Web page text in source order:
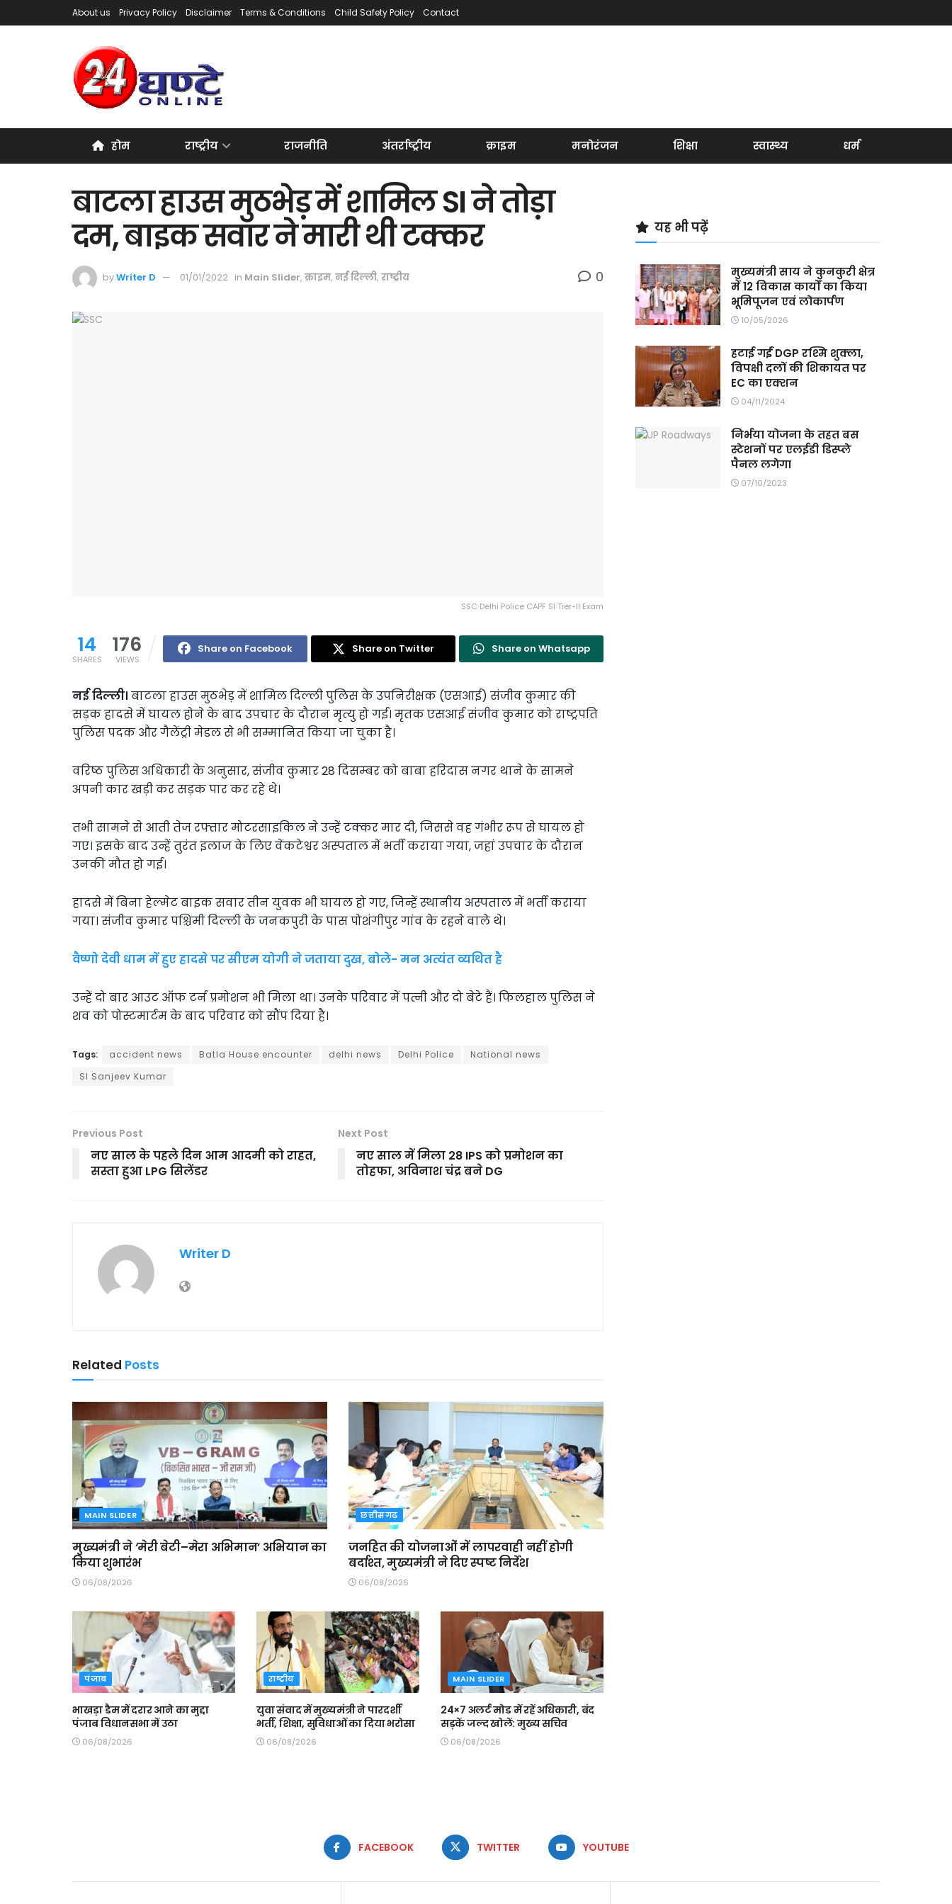
About us Privacy Policy Disclaimer Terms & Conditions Child Safety Policy Contact
होम राष्ट्रीय राजनीति अंतर्राष्ट्रीय क्राइम मनोरंजन शिक्षा स्वास्थ्य धर्म
बाटला हाउस मुठभेड़ में शामिल SI ने तोड़ा
दम, बाइक सवार ने मारी थी टक्कर
byWriter D 01/01/2022 in Main Slider, क्राइम, नई दिल्ली, राष्ट्रीय 0
SSC Delhi Police CAPF SI Tier-II Exam
14
SHARES
176
VIEWS
Share on Facebook Share on Twitter Share on Whatsapp
नई दिल्ली। बाटला हाउस मुठभेड़ में शामिल दिल्ली पुलिस के उपनिरीक्षक (एसआई) संजीव कुमार की
सड़क हादसे में घायल होने के बाद उपचार के दौरान मृत्यु हो गई। मृतक एसआई संजीव कुमार को राष्ट्रपति
पुलिस पदक और गैलेंट्री मेडल से भी सम्मानित किया जा चुका है।
वरिष्ठ पुलिस अधिकारी के अनुसार, संजीव कुमार 28 दिसम्बर को बाबा हरिदास नगर थाने के सामने
अपनी कार खड़ी कर सड़क पार कर रहे थे।
तभी सामने से आती तेज रफ्तार मोटरसाइकिल ने उन्हें टक्कर मार दी, जिससे वह गंभीर रूप से घायल हो
गए। इसके बाद उन्हें तुरंत इलाज के लिए वेंकटेश्वर अस्पताल में भर्ती कराया गया, जहां उपचार के दौरान
उनकी मौत हो गई।
हादसे में बिना हेल्मेट बाइक सवार तीन युवक भी घायल हो गए, जिन्हें स्थानीय अस्पताल में भर्ती कराया
गया। संजीव कुमार पश्चिमी दिल्ली के जनकपुरी के पास पोशंगीपुर गांव के रहने वाले थे।
वैष्णो देवी धाम में हुए हादसे पर सीएम योगी ने जताया दुख, बोले- मन अत्यंत व्यथित है
उन्हें दो बार आउट ऑफ टर्न प्रमोशन भी मिला था। उनके परिवार में पत्नी और दो बेटे हैं। फिलहाल पुलिस ने
शव को पोस्टमार्टम के बाद परिवार को सौंप दिया है।
Tags: accident news Batla House encounter delhi news Delhi Police
National news
SI Sanjeev Kumar
Previous Post
नए साल के पहले दिन आम आदमी को राहत,
सस्ता हुआ LPG सिलेंडर
Next Post
नए साल में मिला 28 IPS को प्रमोशन का
तोहफा, अविनाश चंद्र बने DG
Writer D
Related Posts
MAIN SLIDER
मुख्यमंत्री ने ‘मेरी बेटी–मेरा अभिमान’ अभियान का
किया शुभारंभ
06/08/2026
छत्तीसगढ़
जनहित की योजनाओं में लापरवाही नहीं होगी
बर्दाश्त, मुख्यमंत्री ने दिए स्पष्ट निर्देश
06/08/2026
पंजाब
भाखड़ा डैम में दरार आने का मुद्दा
पंजाब विधानसभा में उठा
06/08/2026
राष्ट्रीय
युवा संवाद में मुख्यमंत्री ने पारदर्शी
भर्ती, शिक्षा, सुविधाओं का दिया भरोसा
06/08/2026
MAIN SLIDER
24×7 अलर्ट मोड में रहें अधिकारी, बंद
सड़कें जल्द खोलें: मुख्य सचिव
06/08/2026
यह भी पढ़ें
मुख्यमंत्री साय ने कुनकुरी क्षेत्र
में 12 विकास कार्यों का किया
भूमिपूजन एवं लोकार्पण
10/05/2026
हटाई गईं DGP रश्मि शुक्ला,
विपक्षी दलों की शिकायत पर
EC का एक्शन
04/11/2024
निर्भया योजना के तहत बस
स्टेशनों पर एलईडी डिस्प्ले
पैनल लगेगा
07/10/2023
FACEBOOK TWITTER YOUTUBE